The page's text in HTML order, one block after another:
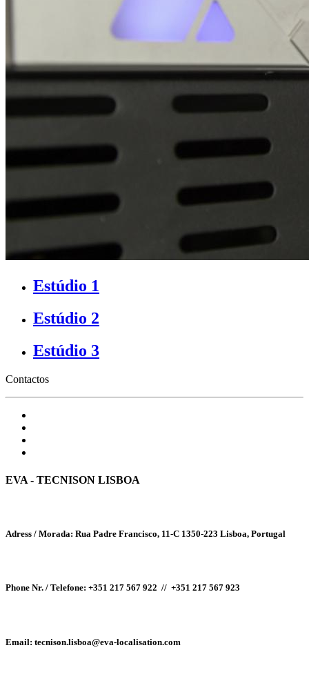
Estúdio 1
Estúdio 2
Estúdio 3
Contactos
EVA - TECNISON LISBOA
Adress / Morada: Rua Padre Francisco, 11-C 1350-223 Lisboa, Portugal
Phone Nr. / Telefone: +351 217 567 922 // +351 217 567 923
Email: tecnison.lisboa@eva-localisation.com